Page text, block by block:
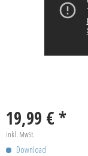
19,99 € *
inkl. MwSt.
Download